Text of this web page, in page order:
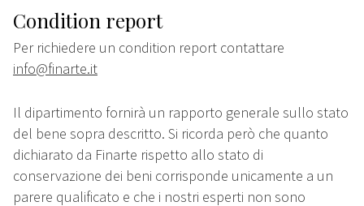
Condition report
Per richiedere un condition report contattare
info@finarte.it
Il dipartimento fornirà un rapporto generale sullo stato
del bene sopra descritto. Si ricorda però che quanto
dichiarato da Finarte rispetto allo stato di
conservazione dei beni corrisponde unicamente a un
parere qualificato e che i nostri esperti non sono